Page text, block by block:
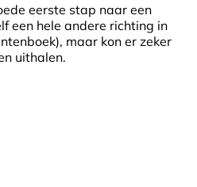
eerste stap naar een
een hele andere richting in
maar kon er zeker
uithalen.